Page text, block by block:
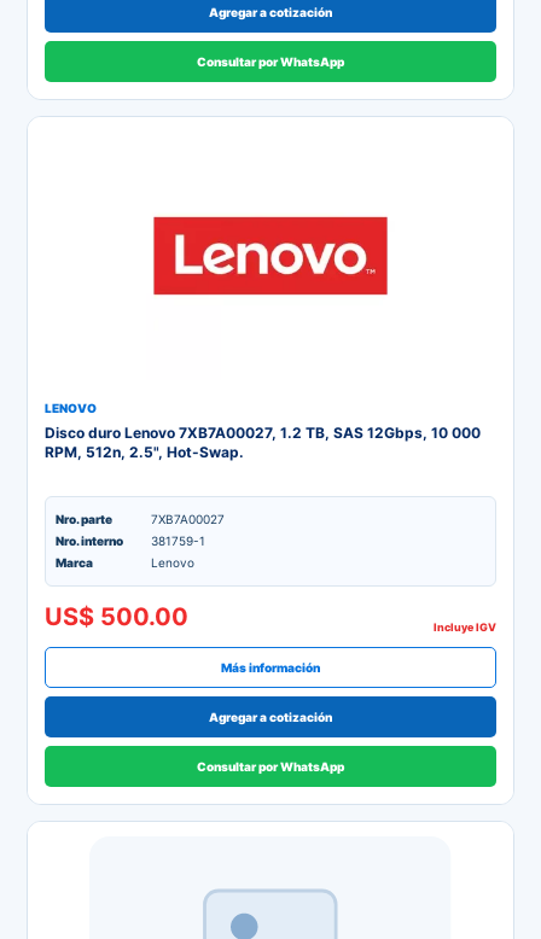
Agregar a cotización
Consultar por WhatsApp
LENOVO
Disco duro Lenovo 7XB7A00027, 1.2 TB, SAS 12Gbps, 10 000
RPM, 512n, 2.5", Hot-Swap.
Nro. parte
7XB7A00027
Nro. interno
381759-1
Marca
Lenovo
US$ 500.00 Incluye IGV
Más información
Agregar a cotización
Consultar por WhatsApp